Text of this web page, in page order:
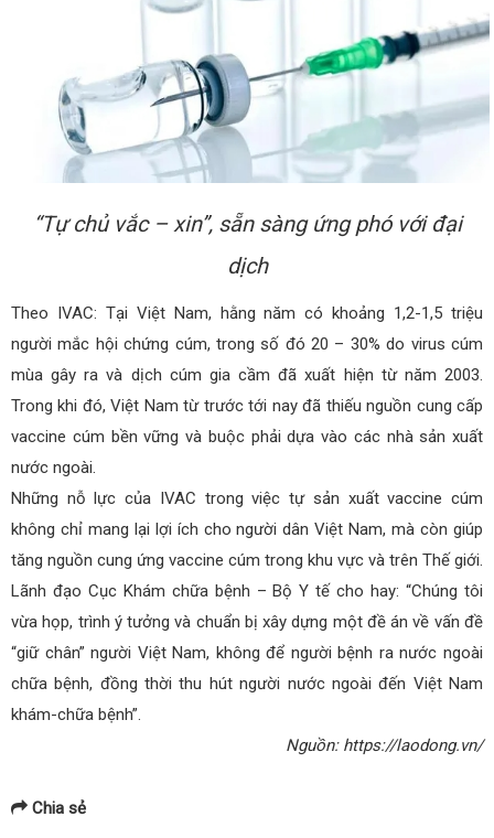
“Tự chủ vắc – xin”, sẵn sàng ứng phó với đại
dịch
Theo IVAC: Tại Việt Nam, hằng năm có khoảng 1,2-1,5 triệu
người mắc hội chứng cúm, trong số đó 20 – 30% do virus cúm
mùa gây ra và dịch cúm gia cầm đã xuất hiện từ năm 2003.
Trong khi đó, Việt Nam từ trước tới nay đã thiếu nguồn cung cấp
vaccine cúm bền vững và buộc phải dựa vào các nhà sản xuất
nước ngoài.
Những nỗ lực của IVAC trong việc tự sản xuất vaccine cúm
không chỉ mang lại lợi ích cho người dân Việt Nam, mà còn giúp
tăng nguồn cung ứng vaccine cúm trong khu vực và trên Thế giới.
Lãnh đạo Cục Khám chữa bệnh – Bộ Y tế cho hay: “Chúng tôi
vừa họp, trình ý tưởng và chuẩn bị xây dựng một đề án về vấn đề
“giữ chân” người Việt Nam, không để người bệnh ra nước ngoài
chữa bệnh, đồng thời thu hút người nước ngoài đến Việt Nam
khám-chữa bệnh”.
Nguồn: https://laodong.vn/
Chia sẻ